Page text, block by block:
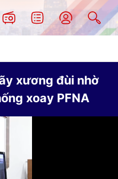
xương đùi nhờ
xoay PFNA